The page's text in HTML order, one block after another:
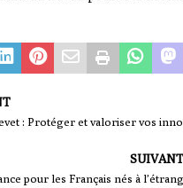
: Protéger et valoriser vos
SUIVANT
pour les Français nés à